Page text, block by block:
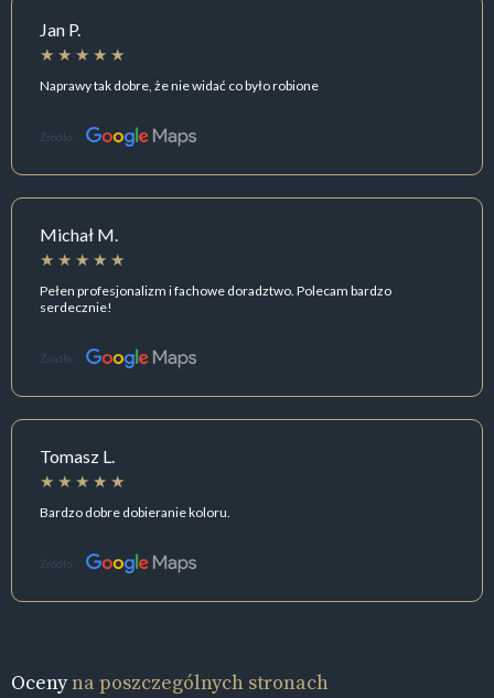
Jan P.
Naprawy tak dobre, że nie widać co było robione
Źródło:
Michał M.
Pełen profesjonalizm i fachowe doradztwo. Polecam bardzo
serdecznie!
Źródło:
Tomasz L.
Bardzo dobre dobieranie koloru.
Źródło:
Ocenyna poszczególnych stronach